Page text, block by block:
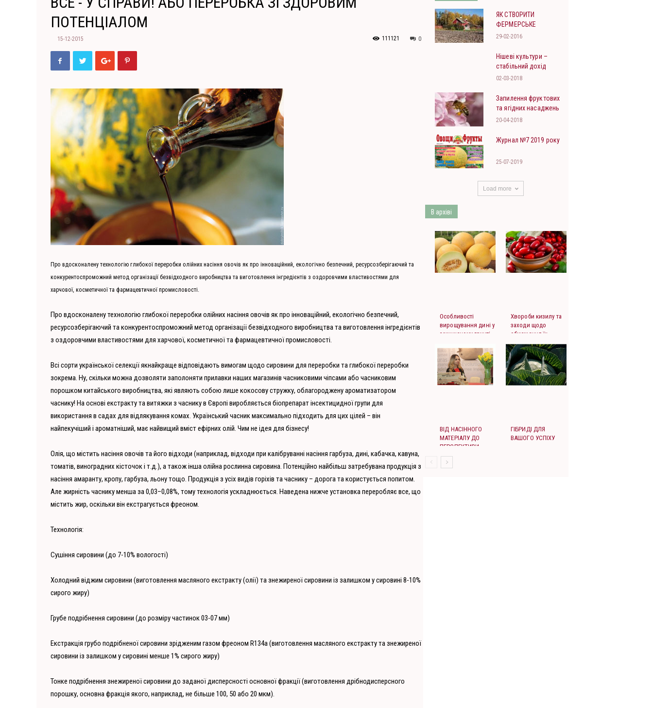
ПОТЕНЦІАЛОМ
15-12-2015 0
111121
Про вдосконалену технологію глибокої переробки олійних насіння овочів як про інноваційний, екологічно безпечний, ресурсозберігаючий та
конкурентоспроможний метод організації безвідходного виробництва та виготовлення інгредієнтів з оздоровчими властивостями для
харчової, косметичної та фармацевтичної промисловості.
Про вдосконалену технологію глибокої переробки олійних насіння овочів як про інноваційний, екологічно безпечний,
ресурсозберігаючий та конкурентоспроможний метод організації безвідходного виробництва та виготовлення інгредієнтів
з оздоровчими властивостями для харчової, косметичної та фармацевтичної промисловості.
Всі сорти української селекції якнайкраще відповідають вимогам щодо сировини для переробки та глибокої переробки
зокрема. Ну, скільки можна дозволяти заполоняти прилавки наших магазинів часниковими чіпсами або часниковим
порошком китайського виробництва, які являють собою лише кокосову стружку, облагороджену ароматизатором
часнику! На основі екстракту та витяжки з часнику в Європі виробляється біопрепарат інсектицидної групи для
використання в садах для відлякування комах. Український часник максимально підходить для цих цілей – він
найпекучіший і ароматніший, має найвищий вміст ефірних олій. Чим не ідея для бізнесу!
Олія, що містить насіння овочів та його відходи (наприклад, відходи при калібруванні насіння гарбуза, дині, кабачка, кавуна,
томатів, виноградних кісточок і т.д.), а також інша олійна рослинна сировина. Потенційно найбільш затребувана продукція з
насіння амаранту, кропу, гарбуза, льону тощо. Продукція з усіх видів горіхів та часнику – дорога та користується попитом.
Але жирність часнику менша за 0,03–0,08%, тому технологія ускладнюється. Наведена нижче установка переробляє все, що
містить жир, оскільки він екстрагується фреоном.
Технологія:
Сушіння сировини (до 7-10% вологості)
Холодний віджим сировини (виготовлення масляного екстракту (олії) та знежиреної сировини із залишком у сировині 8-10%
сирого жиру)
Грубе подрібнення сировини (до розміру частинок 03-07 мм)
Екстракція грубо подрібненої сировини зрідженим газом фреоном R134а (виготовлення масляного екстракту та знежиреної
сировини із залишком у сировині менше 1% сирого жиру)
Тонке подрібнення знежиреної сировини до заданої дисперсності основної фракції (виготовлення дрібнодисперсного
порошку, основна фракція якого, наприклад, не більше 100, 50 або 20 мкм).
ЯК СТВОРИТИ
ФЕРМЕРСЬКЕ
ГОСПОДАРСТВО?
29-02-2016
Нішеві культури –
стабільний дохід
02-03-2018
Запилення фруктових
та ягідних насаджень
20-04-2018
Журнал №7 2019 року
25-07-2019
Load more
В архіві
Особливості
вирощування дині у
захищеному грунті
Хвороби кизилу та
заходи щодо
обмеження їх
шкідливості
ВІД НАСІННОГО
МАТЕРІАЛУ ДО
ПЕРСПЕКТИВИ
ГІБРИДІ ДЛЯ
ВАШОГО УСПІХУ